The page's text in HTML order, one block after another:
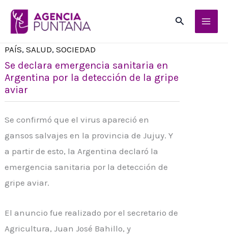
Buscar
PAÍS,SALUD,SOCIEDAD
Se declara emergencia sanitaria en
Argentina por la detección de la gripe
aviar
Se confirmó que el virus apareció en
gansos salvajes en la provincia de Jujuy. Y
a partir de esto, la Argentina declaró la
emergencia sanitaria por la detección de
gripe aviar.
El anuncio fue realizado por el secretario de
Agricultura, Juan José Bahillo, y